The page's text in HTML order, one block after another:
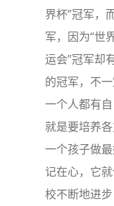
界杯”冠军，
军，因为“世
运会”冠军却
的冠军，不
一个人都有
就是要培养
一个孩子做
记在心，它
校不断地进步